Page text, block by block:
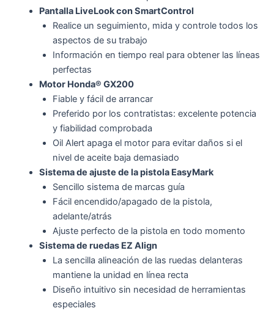
Pantalla LiveLook con SmartControl
Realice un seguimiento, mida y controle todos los
aspectos de su trabajo
Información en tiempo real para obtener las líneas
perfectas
Motor Honda® GX200
Fiable y fácil de arrancar
Preferido por los contratistas: excelente potencia
y fiabilidad comprobada
Oil Alert apaga el motor para evitar daños si el
nivel de aceite baja demasiado
Sistema de ajuste de la pistola EasyMark
Sencillo sistema de marcas guía
Fácil encendido/apagado de la pistola,
adelante/atrás
Ajuste perfecto de la pistola en todo momento
Sistema de ruedas EZ Align
La sencilla alineación de las ruedas delanteras
mantiene la unidad en línea recta
Diseño intuitivo sin necesidad de herramientas
especiales